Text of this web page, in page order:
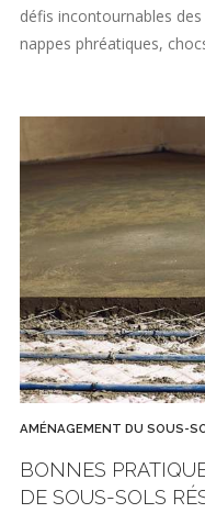
défis incontournables
nappes phréatiques,
AMÉNAGEMENT DU SOUS-
BONNES
DE SOUS-SOLS